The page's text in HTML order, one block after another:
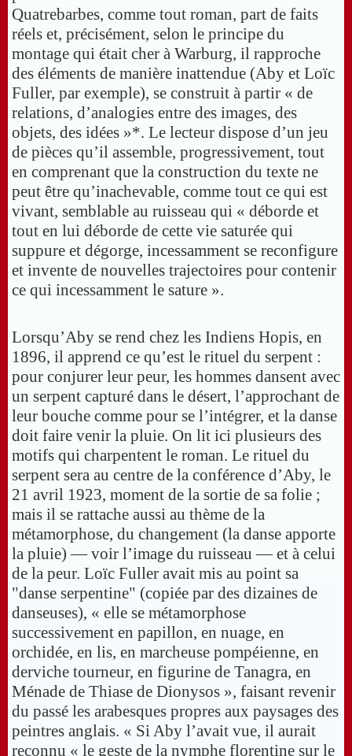
Quatrebarbes, comme tout roman, part de faits
réels et, précisément, selon le principe du
montage qui était cher à Warburg, il rapproche
des éléments de manière inattendue (Aby et Loïc
Fuller, par exemple), se construit à partir « de
relations, d’analogies entre des images, des
objets, des idées »*. Le lecteur dispose d’un jeu
de pièces qu’il assemble, progressivement, tout
en comprenant que la construction du texte ne
peut être qu’inachevable, comme tout ce qui est
vivant, semblable au ruisseau qui « déborde et
tout en lui déborde de cette vie saturée qui
suppure et dégorge, incessamment se reconfigure
et invente de nouvelles trajectoires pour contenir
ce qui incessamment le sature ».
Lorsqu’Aby se rend chez les Indiens Hopis, en
1896, il apprend ce qu’est le rituel du serpent :
pour conjurer leur peur, les hommes dansent avec
un serpent capturé dans le désert, l’approchant de
leur bouche comme pour se l’intégrer, et la danse
doit faire venir la pluie. On lit ici plusieurs des
motifs qui charpentent le roman. Le rituel du
serpent sera au centre de la conférence d’Aby, le
21 avril 1923, moment de la sortie de sa folie ;
mais il se rattache aussi au thème de la
métamorphose, du changement (la danse apporte
la pluie) — voir l’image du ruisseau — et à celui
de la peur. Loïc Fuller avait mis au point sa
"danse serpentine" (copiée par des dizaines de
danseuses), « elle se métamorphose
successivement en papillon, en nuage, en
orchidée, en lis, en marcheuse pompéienne, en
derviche tourneur, en figurine de Tanagra, en
Ménade de Thiase de Dionysos », faisant revenir
du passé les arabesques propres aux paysages des
peintres anglais. « Si Aby l’avait vue, il aurait
reconnu « le geste de la nymphe florentine sur le